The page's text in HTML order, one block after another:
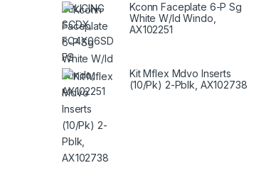
Kconn Faceplate 6-P Sg
White W/Id Windo,
AX102251
Kit Mflex Mdvo Inserts
(10/Pk) 2-Pblk, AX102738